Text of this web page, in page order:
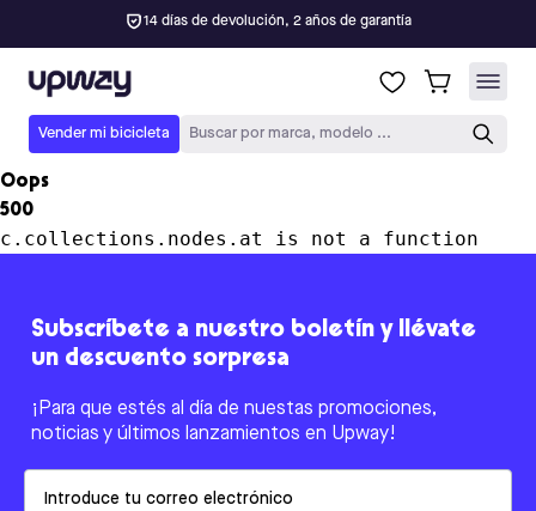
14 días de devolución, 2 años de garantía
Upway
Vender mi bicicleta Buscar por marca, modelo ...
Oops
500
c.collections.nodes.at is not a function
Subscríbete a nuestro boletín y llévate
un descuento sorpresa
¡Para que estés al día de nuestas promociones,
noticias y últimos lanzamientos en Upway!